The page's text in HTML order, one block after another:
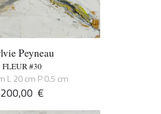
Peyneau
FLEUR #30
L 20 cm P 0.5 cm
200,00 €